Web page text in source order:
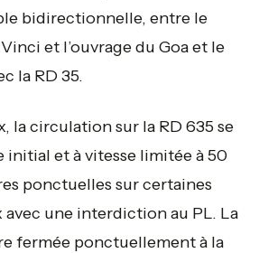
bidirectionnelle, entre le
et l’ouvrage du Goa et le
la RD 35.
la circulation sur la RD 635 se
initial et à vitesse limitée à 50
ponctuelles sur certaines
avec une interdiction au PL. La
fermée ponctuellement à la